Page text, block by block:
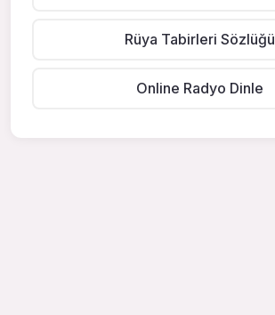
Rüya Tabirleri Sözlüğü
Online Radyo Dinle